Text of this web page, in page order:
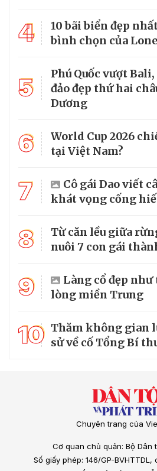
4
10 bãi biển đẹp
bình chọn của
5
Phú Quốc vượt
đảo đẹp thứ hai
Dương
6
World Cup 2026
tại Việt Nam?
7
Cô gái Dao viết
khát vọng cống
8
Từ căn lều giữa
nuôi 7 con gái
9
Làng cổ đẹp
lòng miền Trung
10 Thăm không gian
sử về cố Tổng Bí
Chuyên trang của
Cơ quan chủ quản: Bộ Dân
Số giấy phép: 146/GP-BVHTTDL,